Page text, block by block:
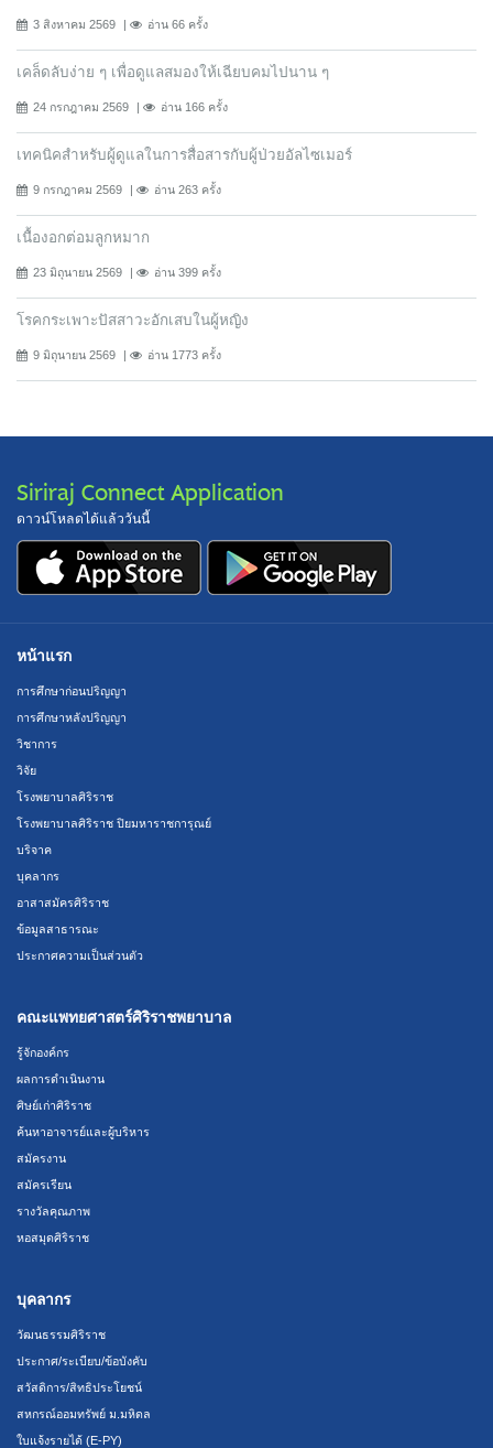
3 สิงหาคม 2569 อ่าน 66 ครั้ง
เคล็ดลับง่าย ๆ เพื่อดูแลสมองให้เฉียบคมไปนาน ๆ
24 กรกฎาคม 2569 อ่าน 166 ครั้ง
เทคนิคสำหรับผู้ดูแลในการสื่อสารกับผู้ป่วยอัลไซเมอร์
9 กรกฎาคม 2569 อ่าน 263 ครั้ง
เนื้องอกต่อมลูกหมาก
23 มิถุนายน 2569 อ่าน 399 ครั้ง
โรคกระเพาะปัสสาวะอักเสบในผู้หญิง
9 มิถุนายน 2569 อ่าน 1773 ครั้ง
Siriraj Connect Application
ดาวน์โหลดได้แล้ววันนี้
หน้าแรก
การศึกษาก่อนปริญญา
การศึกษาหลังปริญญา
วิชาการ
วิจัย
โรงพยาบาลศิริราช
โรงพยาบาลศิริราช ปิยมหาราชการุณย์
บริจาค
บุคลากร
อาสาสมัครศิริราช
ข้อมูลสาธารณะ
ประกาศความเป็นส่วนตัว
คณะแพทยศาสตร์ศิริราชพยาบาล
รู้จักองค์กร
ผลการดำเนินงาน
ศิษย์เก่าศิริราช
ค้นหาอาจารย์และผู้บริหาร
สมัครงาน
สมัครเรียน
รางวัลคุณภาพ
หอสมุดศิริราช
บุคลากร
วัฒนธรรมศิริราช
ประกาศ/ระเบียบ/ข้อบังคับ
สวัสดิการ/สิทธิประโยชน์
สหกรณ์ออมทรัพย์ ม.มหิดล
ใบแจ้งรายได้ (E-PY)